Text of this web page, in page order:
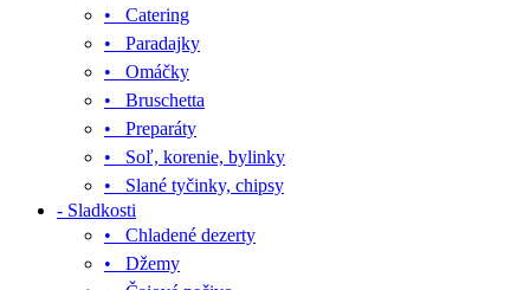
• Catering
• Paradajky
• Omáčky
• Bruschetta
• Preparáty
• Soľ, korenie, bylinky
• Slané tyčinky, chipsy
- Sladkosti
• Chladené dezerty
• Džemy